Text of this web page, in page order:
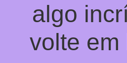
algo
volte em